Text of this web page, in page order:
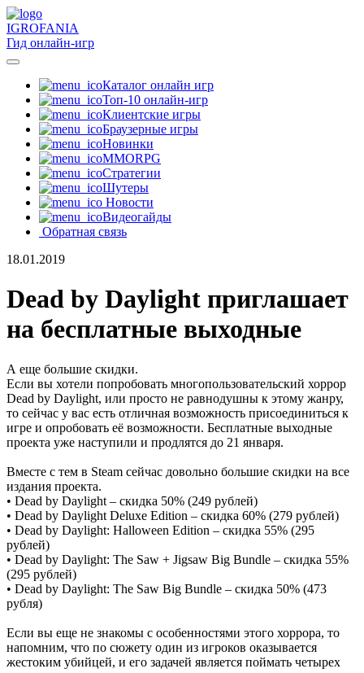
IGROFANIA
Гид онлайн-игр
Каталог онлайн игр
Топ-10 онлайн-игр
Клиентские игры
Браузерные игры
Новинки
MMORPG
Стратегии
Шутеры
Новости
Видеогайды
Обратная связь
18.01.2019
Dead by Daylight приглашает
на бесплатные выходные
А еще большие скидки.
Если вы хотели попробовать многопользовательский хоррор
Dead by Daylight, или просто не равнодушны к этому жанру,
то сейчас у вас есть отличная возможность присоединиться к
игре и опробовать её возможности. Бесплатные выходные
проекта уже наступили и продлятся до 21 января.
Вместе с тем в Steam сейчас довольно большие скидки на все
издания проекта.
• Dead by Daylight – скидка 50% (249 рублей)
• Dead by Daylight Deluxe Edition – скидка 60% (279 рублей)
• Dead by Daylight: Halloween Edition – скидка 55% (295
рублей)
• Dead by Daylight: The Saw + Jigsaw Big Bundle – скидка 55%
(295 рублей)
• Dead by Daylight: The Saw Big Bundle – скидка 50% (473
рубля)
Если вы еще не знакомы с особенностями этого хоррора, то
напомним, что по сюжету один из игроков оказывается
жестоким убийцей, и его задачей является поймать четырех